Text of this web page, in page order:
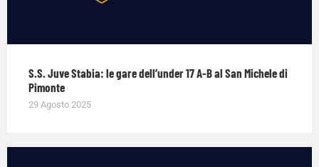
S.S. Juve Stabia: le gare dell’under 17 A-B al San Michele di
Pimonte
29 Agosto 2025